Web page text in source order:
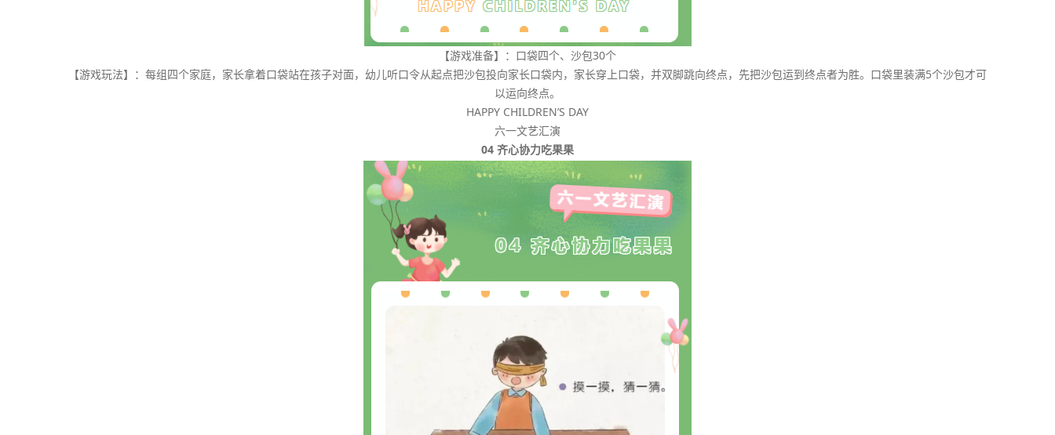
【游戏准备】：口袋四个、沙包30个
【游戏玩法】：每组四个家庭，家长拿着口袋站在孩子对面，幼儿听口令从起点把沙包投向家长口袋内，家长穿上口袋，并双脚跳向终点，先把沙包运到终点者为胜。口袋里装满5个沙包才可
以运向终点。
HAPPY CHILDREN’S DAY
六一文艺汇演
04 齐心协力吃果果